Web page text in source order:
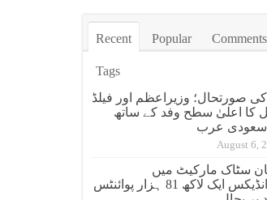
Recent Popular Comments
Tags
صورتحال؛ وزیراعظم اور فیلڈ
کا اعلیٰ سطح وفد کے ساتھ
سعودی عرب
August 6,
سٹاک مارکیٹ میں
تیزی،انڈیکس ایک لاکھ 81 ہزار پوائنٹس